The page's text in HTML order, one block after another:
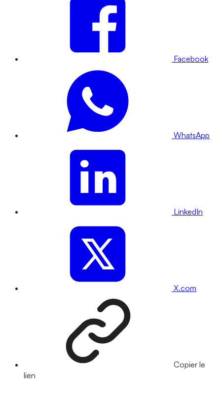
Facebook
WhatsApp
LinkedIn
X.com
Copier le
lien